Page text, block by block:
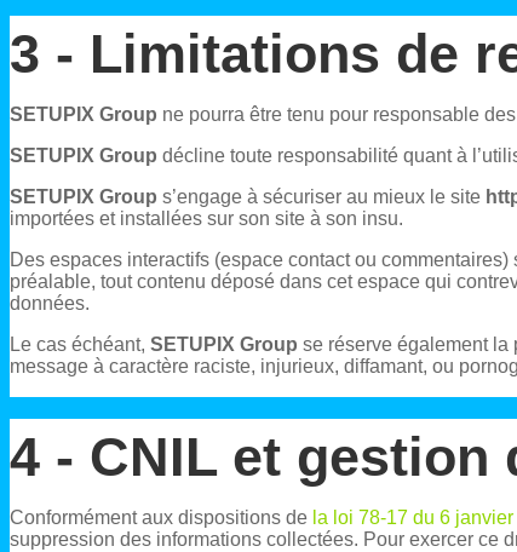
3 - Limitations de
SETUPIX Group ne pourra être tenu pour responsable
SETUPIX Group décline toute responsabilité quant à
SETUPIX Group s’engage à sécuriser au mieux le site
importées et installées sur son site à son insu.
Des espaces interactifs (espace contact ou
préalable, tout contenu déposé dans cet espace qui
données.
Le cas échéant, SETUPIX Group se réserve également la
message à caractère raciste, injurieux, diffamant, ou
4 - CNIL et gestion
Conformément aux dispositions de la loi 78-17 du 6
suppression des informations collectées. Pour exercer ce